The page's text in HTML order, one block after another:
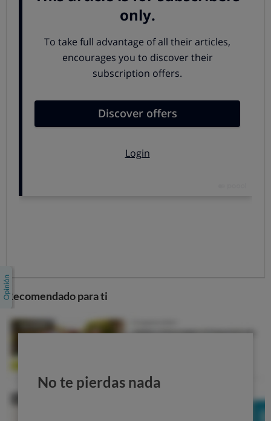
girasol, soja, o maíz, que sí podemos seguir encontrando
en establecimientos públicos.
Hasta el 28 de febrero se podía seguir utilizando el
aceite que ya se había comprado para rellenar aceiteras,
pero desde el 1 de marzo la práctica está totalmente
Se ha hablado de loscolores en los tapones
pista para distinguir los diferentes tipos de aceite,
Además, dichos envases deben disponer de un sistema
de apertura que asegure que el líquido que contiene
mantiene todas sus propiedades. Es decir, que no se ha
tipo de aceite que no es el que indica la etiqueta por
fuera (y que el envase contenía originalmente)
Recomendado para ti
No te pierdas nada